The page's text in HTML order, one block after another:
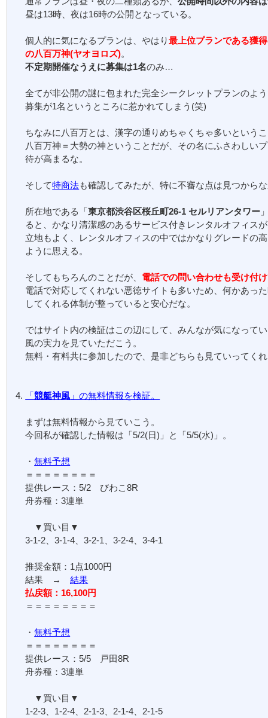
昼は13時、夜は16時の公開となっている。
個人的に気になるプランは、やはり最上位プランである獲
の八百万神(ヤオヨロズ)。
不定期開催なうえに募集は1名のみ…
全てが非公開の謎に包まれた完全シークレットプランのよ
募集が1名というところに惹かれてしまう(笑)
ちなみに八百万とは、漢字の通りめちゃくちゃ多いという
八百万神＝大勢の神ということだが、その名にふさわしい
待が高まるな。
そして特商法も確認してみたが、特に不審な点は見つから
所在地である「東京都渋谷区桜丘町26-1 セルリアンタワー
ると、かなり清潔感のあるサービス付きレンタルオフィス
立地もよく、レンタルオフィスの中ではかなりグレードの
ように思える。
そしてもちろんのことだが、 電話での問い合わせも受け付
電話で対応してくれない悪徳サイトも多いため、何かあっ
してくれる体制が整っていると安心だな。
ではサイト内の検証はこの辺にして、みんなが気になって
風の実力を見ていただこう。
無料・有料共に参加したので、是非どちらも見ていってく
「競艇神風 」の無料情報を検証。
まずは無料情報から見ていこう。
今回私が確認した情報は「5/2(日)」と「5/5(水)」。
・無料予想
＝＝＝＝＝＝＝＝
提供レース：5/2 びわこ8R
舟券種：3連単
▼買い目▼
3-1-2、3-1-4、3-2-1、3-2-4、3-4-1
推奨金額：1点1000円
結果 →結果
払戻額：16,100円
＝＝＝＝＝＝＝＝
・無料予想
＝＝＝＝＝＝＝＝
提供レース：5/5 戸田8R
舟券種：3連単
▼買い目▼
1-2-3、1-2-4、2-1-3、2-1-4、2-1-5